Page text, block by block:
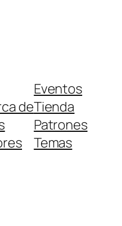
de
Eventos
Tienda
Patrones
Temas